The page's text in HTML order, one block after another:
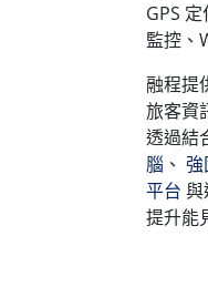
GPS
監控、
融程提
旅客資
透過結
腦 、 強
平台 與
提升能